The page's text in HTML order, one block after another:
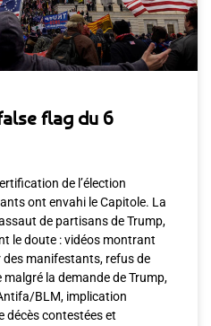
flag du 6
de l’élection
ont envahi le Capitole. La
de partisans de Trump,
le doute : vidéos montrant
manifestants, refus de
la demande de Trump,
BLM, implication
décès contestées et